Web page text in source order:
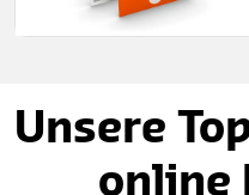
Unsere
online